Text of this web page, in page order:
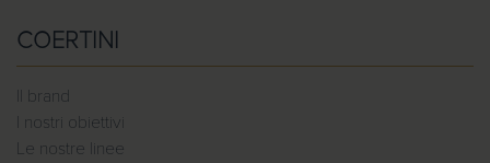
COERTINI
Il brand
I nostri obiettivi
Le nostre linee